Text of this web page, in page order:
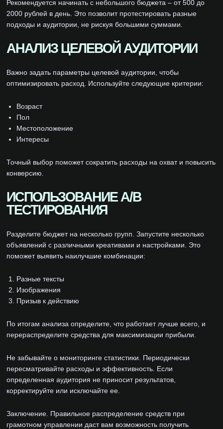
Рекомендуется начинать с небольшого бюджета – от 500 до
2000 рублей в день. Это позволит протестировать разные
подходы и аудитории, не рискуя большими суммами.
АНАЛИЗ ЦЕЛЕВОЙ АУДИТОРИИ
Важно задать параметры целевой аудитории, чтобы
оптимизировать расход. Используйте следующие критерии:
Возраст
Пол
Местоположение
Интересы
Точный выбор поможет сократить расходы на охват и повысить
конверсию.
ИСПОЛЬЗОВАНИЕ A/B
ТЕСТИРОВАНИЯ
Разделите бюджет на несколько групп. Запустите несколько
объявлений с различными креативами и настройками. Это
поможет выявить наилучшие комбинации:
Разные тексты
Изображения
Призыв к действию
По итогам анализа определите, что работает лучше всего, и
перераспределите средства для максимизации прибыли.
Не забывайте о мониторинге статистики. Периодически
пересматривайте расходы и эффективность. Если
определенная аудитория не приносит результатов,
корректируйте или исключайте ее.
Заключение. Правильное распределение средств при
грамотном управлении даст вам возможность получить